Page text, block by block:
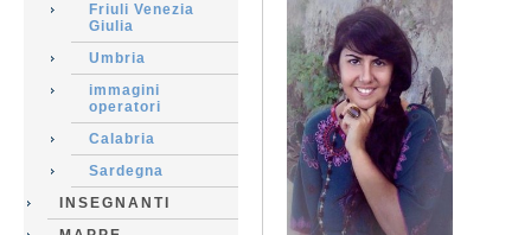
Friuli Venezia
Giulia
Umbria
immagini
operatori
Calabria
Sardegna
INSEGNANTI